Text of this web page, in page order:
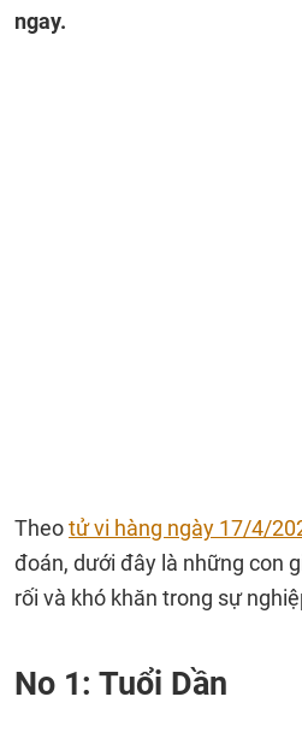
ngay.
Theotử vi hàng ngày 17/4/
đoán, dưới đây là những con
rối và khó khăn trong sự
No 1: Tuổi Dần